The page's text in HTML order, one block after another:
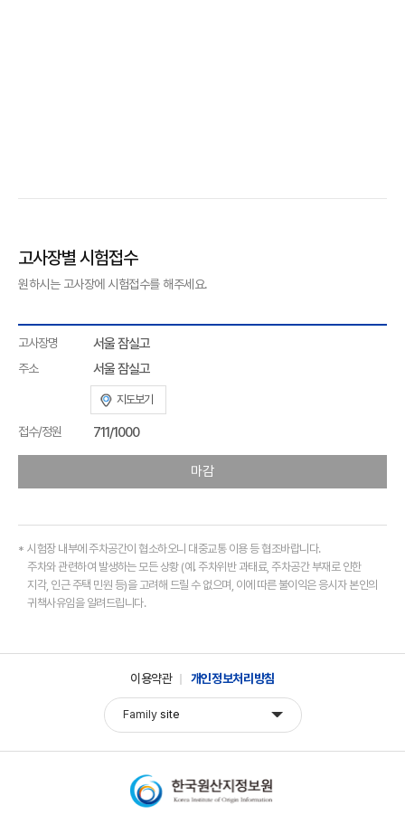
고사장별 시험접수
원하시는 고사장에 시험접수를 해주세요.
고사장명 서울 잠실고
주소 서울 잠실고
지도보기
접수/정원 711/1000
마감
시험장 내부에 주차공간이 협소하오니 대중교통 이용 등 협조바랍니다.
주차와 관련하여 발생하는 모든 상황 (예. 주차위반 과태료, 주차공간 부재로 인한
지각, 인근 주택 민원 등)을 고려해 드릴 수 없으며, 이에 따른 불이익은 응시자 본인의
귀책사유임을 알려드립니다.
이용약관 개인정보처리방침
Family site